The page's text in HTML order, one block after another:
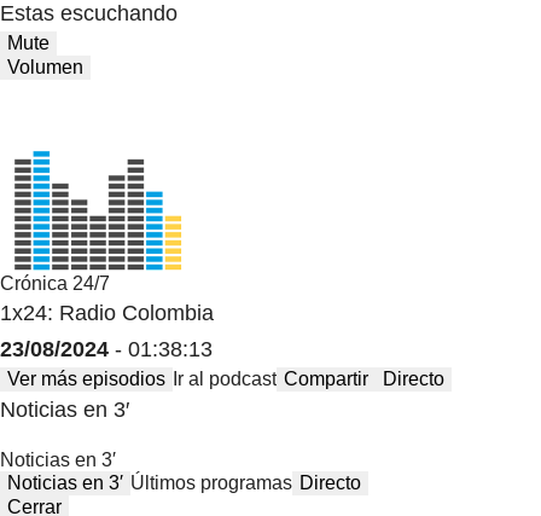
Estas escuchando
Mute
Volumen
Crónica 24/7
1x24: Radio Colombia
23/08/2024 - 01:38:13
Ver más episodios Ir al podcast Compartir Directo
Noticias en 3′
Noticias en 3′
Noticias en 3′ Últimos programas Directo
Cerrar